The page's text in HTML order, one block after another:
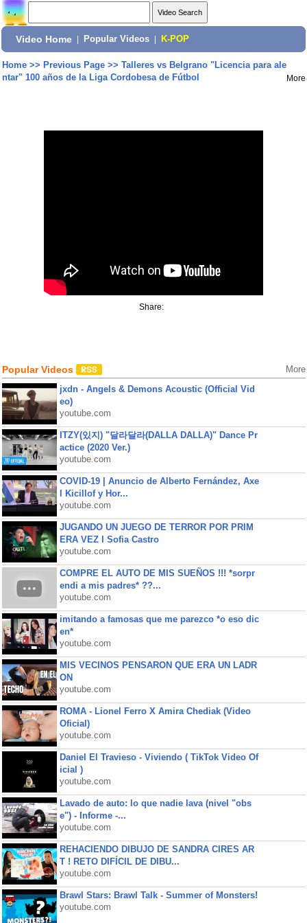
Video Home Popular Videos K-POP
Home>> Previous Page>> Talleres vs Belgrano "Licencia para ale
ntar" 100 años de la Liga Cordobesa de Fútbol
More
Share:
Popular Videos More
jxdn - Angels & Demons Acoustic (Official Vid
eo)
youtube.com
ITZY(있지) "달라달라(DALLA DALLA)" Dance Pr
actice (2020 Ver.)
youtube.com
COVID-19 | Anuncio de Alberto Fernández, Axe
l Kicillof y Hor...
youtube.com
JUGANDO UN JUEGO DE TERROR POR PRIM
ERA VEZ l Sofia Castro
youtube.com
COMPRE EL AUTO DE MIS SUEÑOS !!! *sorpr
endi a mis padres* ??...
youtube.com
imitando a famosas que me parezco *o eso dic
en*
youtube.com
MIS VECINOS PENSARON QUE ERA UN LADR
ON
youtube.com
ROMA - Lionel Ferro X Amira Chediak (Video
Oficial)
youtube.com
Daniel El Travieso - Viviendo ( TikTok Video Of
icial )
youtube.com
Lavado de auto: lo que nadie lava (nivel "obs
e") - Informe -...
youtube.com
REHACIENDO DIBUJO DE SANDRA CIRES AR
T ! RETO DIFÍCIL DE DIBU...
youtube.com
Brawl Stars: Brawl Talk - Summer of Monsters!
youtube.com